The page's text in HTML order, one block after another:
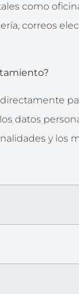
como
correos
datos
y los